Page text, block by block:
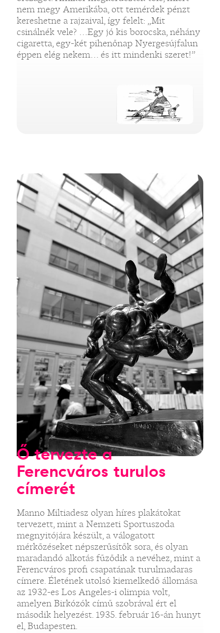
nem megy Amerikába, ott temérdek pénzt
kereshetne a rajzaival, így felelt: „Mit
csinálnék vele? …Egy jó kis borocska, néhány
cigaretta, egy-két pihenőnap Nyergesújfalun
éppen elég nekem… és itt mindenki szeret!”
Ő tervezte a
Ferencváros turulos
címerét
Manno Miltiadesz olyan híres plakátokat
tervezett, mint a Nemzeti Sportuszoda
megnyitójára készült, a válogatott
mérkőzéseket népszerűsítők sora, és olyan
maradandó alkotás fűződik a nevéhez, mint a
Ferencváros profi csapatának turulmadaras
címere. Életének utolsó kiemelkedő állomása
az 1932-es Los Angeles-i olimpia volt,
amelyen Birkózók című szobrával ért el
második helyezést. 1935. február 16-án hunyt
el, Budapesten.